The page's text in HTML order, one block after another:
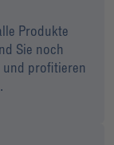
Produkte
Sie noch
und profitieren